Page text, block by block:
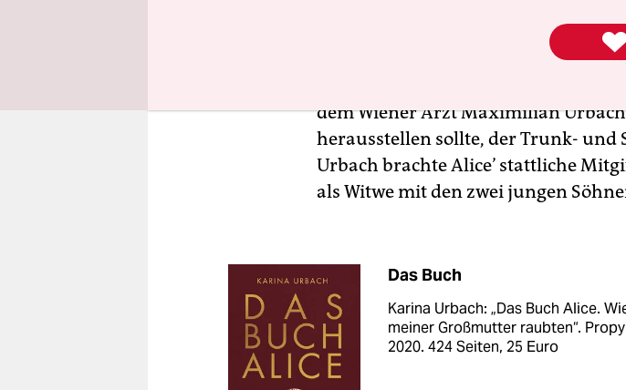
Früh interessierte sich seine
bildungshungrigen Vater missfiel.
dem Wiener Arzt Maximilian
herausstellen sollte, der Trunk- und
Urbach brachte Alice’ stattliche
als Witwe mit den zwei jungen
Das Buch
Karina Urbach: „Das Buch Alice.
meiner Großmutter raubten“.
2020. 424 Seiten, 25 Euro